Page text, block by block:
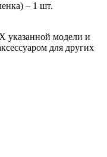
– 1 шт.
указанной модели и
для других